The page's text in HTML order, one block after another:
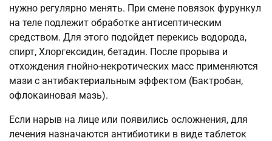
нужно регулярно менять. При смене повязок фурункул
на теле подлежит обработке антисептическим
средством. Для этого подойдет перекись водорода,
спирт, Хлоргексидин, бетадин. После прорыва и
отхождения гнойно-некротических масс применяются
мази с антибактериальным эффектом (Бактробан,
офлокаиновая мазь).
Если нарыв на лице или появились осложнения, для
лечения назначаются антибиотики в виде таблеток